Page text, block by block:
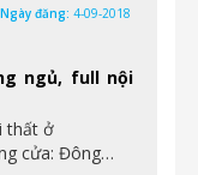
ngủ, full nội
thất ở
cửa: Đông…
Ngày đăng: 4-09-2018